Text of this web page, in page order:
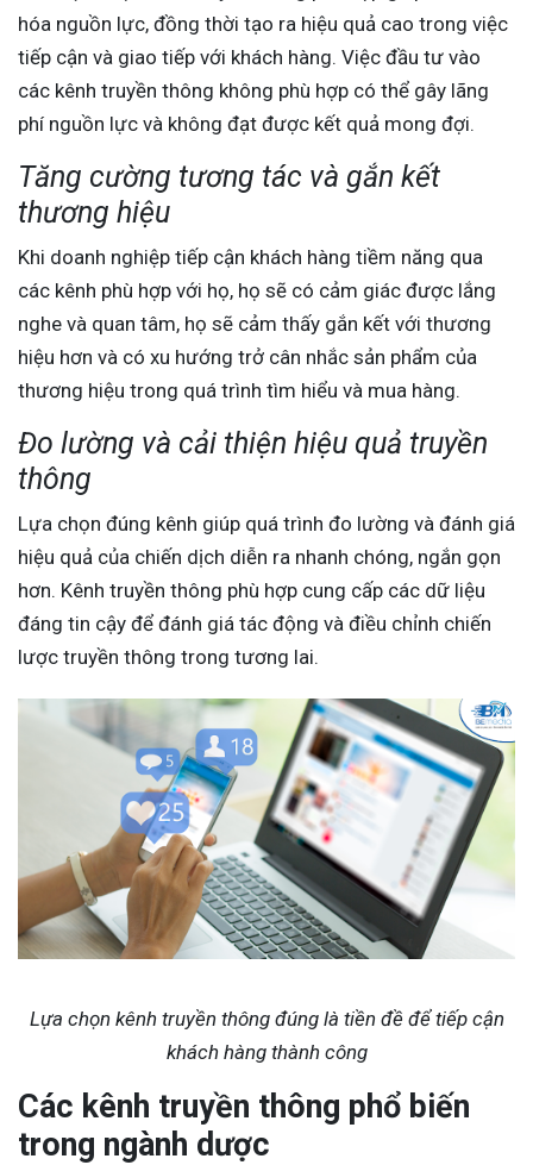
hóa nguồn lực, đồng thời tạo ra hiệu quả cao trong việc
tiếp cận và giao tiếp với khách hàng. Việc đầu tư vào
các kênh truyền thông không phù hợp có thể gây lãng
phí nguồn lực và không đạt được kết quả mong đợi.
Tăng cường tương tác và gắn kết
thương hiệu
Khi doanh nghiệp tiếp cận khách hàng tiềm năng qua
các kênh phù hợp với họ, họ sẽ có cảm giác được lắng
nghe và quan tâm, họ sẽ cảm thấy gắn kết với thương
hiệu hơn và có xu hướng trở cân nhắc sản phẩm của
thương hiệu trong quá trình tìm hiểu và mua hàng.
Đo lường và cải thiện hiệu quả truyền
thông
Lựa chọn đúng kênh giúp quá trình đo lường và đánh giá
hiệu quả của chiến dịch diễn ra nhanh chóng, ngắn gọn
hơn. Kênh truyền thông phù hợp cung cấp các dữ liệu
đáng tin cậy để đánh giá tác động và điều chỉnh chiến
lược truyền thông trong tương lai.
Lựa chọn kênh truyền thông đúng là tiền đề để tiếp cận
khách hàng thành công
Các kênh truyền thông phổ biến
trong ngành dược